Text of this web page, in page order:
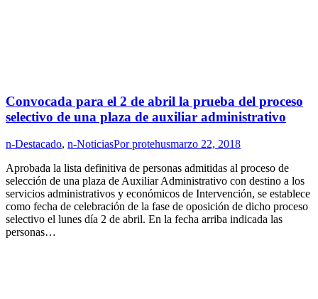
Convocada para el 2 de abril la prueba del proceso
selectivo de una plaza de auxiliar administrativo
n-Destacado, n-NoticiasPorprotehusmarzo 22, 2018
Aprobada la lista definitiva de personas admitidas al proceso de
selección de una plaza de Auxiliar Administrativo con destino a los
servicios administrativos y económicos de Intervención, se establece
como fecha de celebración de la fase de oposición de dicho proceso
selectivo el lunes día 2 de abril. En la fecha arriba indicada las
personas…